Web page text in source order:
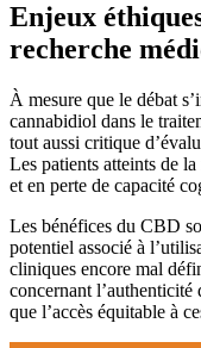
Enjeux
recherche
À mesure que le débat
cannabidiol dans le
tout aussi critique
Les patients atteints de
et en perte de capacité
Les bénéfices du CBD
potentiel associé à
cliniques encore mal
concernant l’authenticité
que l’accès équitable à